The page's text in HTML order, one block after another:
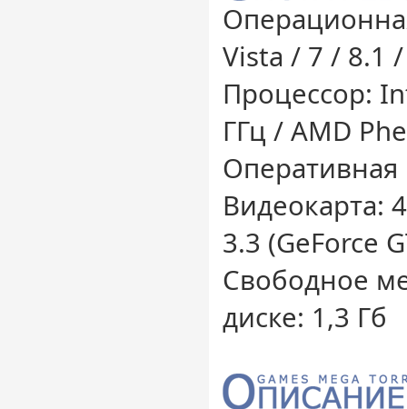
Vista / 7 / 8.1
Процессор:
ГГц / AMD
Оперативная
Видеокарта:
3.3 (GeForce
Свободное
диске: 1,3 Гб